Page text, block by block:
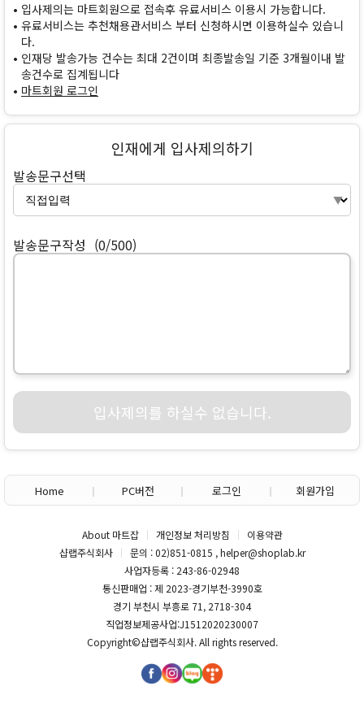
입사제의는 마트회원으로 접속후 유료서비스 이용시 가능합니다.
유료서비스는 추천채용관서비스 부터 신청하시면 이용하실수 있습니
다.
인재당 발송가능 건수는 최대 2건이며 최종발송일 기준 3개월이내 발
송건수로 집계됩니다
마트회원 로그인
인재에게 입사제의하기
발송문구선택
발송문구작성 (0/500)
입사제의를 하실수 없습니다.
Home PC버전 로그인 회원가입
About 마트잡 개인정보 처리방침
이용약관
샵랩주식회사
문의 : 02)851-0815 , helper@shoplab.kr
사업자등록 : 243-86-02948
통신판매업 : 제 2023-경기부천-3990호
경기 부천시 부흥로 71, 2718-304
직업정보제공사업:J1512020230007
Copyright©샵랩주식회사. All rights reserved.